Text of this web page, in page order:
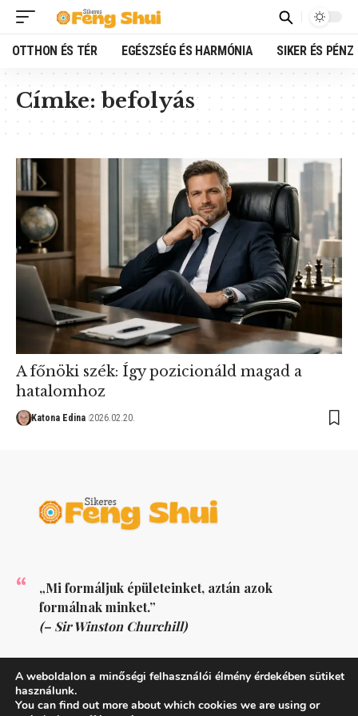
OTTHON ÉS TÉR EGÉSZSÉG ÉS HARMÓNIA SIKER ÉS PÉNZ
Címke:befolyás
A főnöki szék: Így pozicionáld magad a
hatalomhoz
Katona Edina 2026.02.20.
„Mi formáljuk épületeinket, aztán azok
formálnak minket.”
(– Sir Winston Churchill)
A weboldalon a minőségi felhasználói élmény érdekében sütiket
használunk.
You can find out more about which cookies we are using or